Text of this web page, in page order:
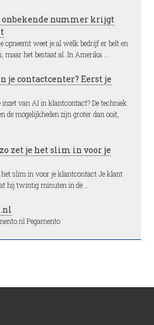
onbekende nummer krijgt
opneemt weet je al welk bedrijf er belt en
het bestaat al. In Amerika …
contactcenter? Eerst je
inzet van AI in klantcontact? De techniek
de mogelijkheden zijn groter dan ooit,
zet je het slim in voor je
het slim in voor je klantcontact Je klant
hij twintig minuten in de …
Pegamento